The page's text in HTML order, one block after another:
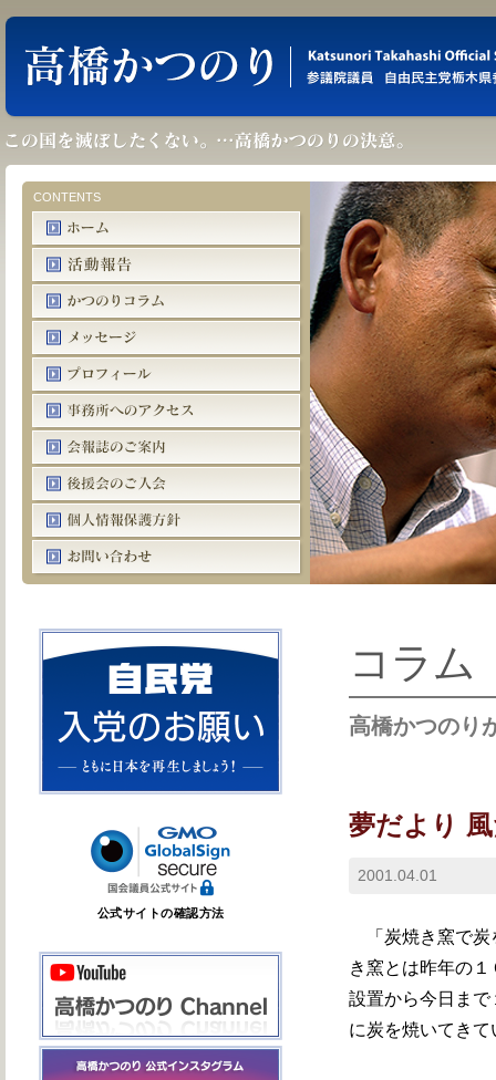
CONTENTS
コラム
高橋かつのり
夢だより
2001.04.01
「炭焼き窯で炭
き窯とは昨年の
設置から今日ま
に炭を焼いてきて
公式サイトの確認方法